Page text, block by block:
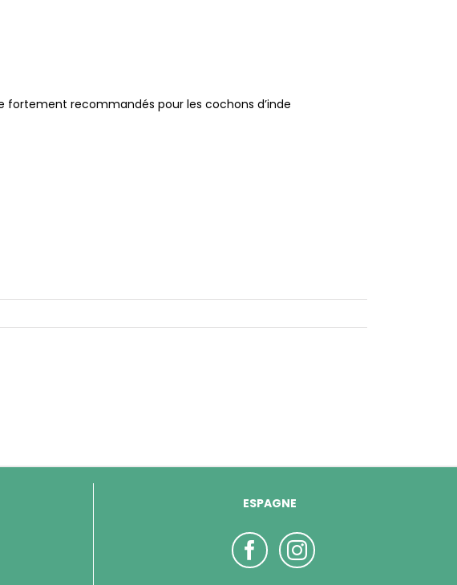
fortement recommandés pour les cochons d’inde
ESPAGNE